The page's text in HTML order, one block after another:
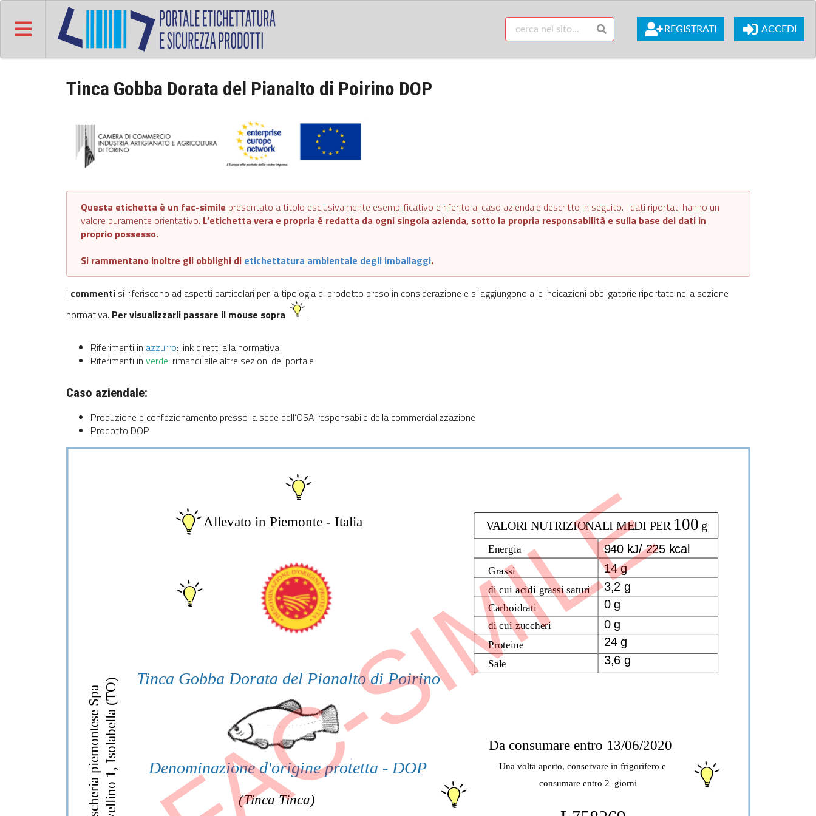
REGISTRATI ACCEDI
Tinca Gobba Dorata del Pianalto di Poirino DOP
Questa etichetta è un fac-simile presentato a titolo esclusivamente esemplificativo e riferito al caso aziendale descritto in seguito. I dati riportati hanno un
valore puramente orientativo. L’etichetta vera e propria é redatta da ogni singola azienda, sotto la propria responsabilità e sulla base dei dati in
proprio possesso.
Si rammentano inoltre gli obblighi di etichettatura ambientale degli imballaggi.
I commentisi riferiscono ad aspetti particolari per la tipologia di prodotto preso in considerazione e si aggiungono alle indicazioni obbligatorie riportate nella sezione
normativa. Per visualizzarli passare il mouse sopra .
Riferimenti in azzurro: link diretti alla normativa
Riferimenti in verde: rimandi alle altre sezioni del portale
Caso aziendale:
Produzione e confezionamento presso la sede dell’OSA responsabile della commercializzazione
Prodotto DOP
FILETTO DI TROTA IRIDEA
(ONCORHYNCUS MYKISS)
VALORI NUTRIZIONALI MEDI PER 100 g
Energia
Carboidrati
di cui acidi grassi saturi
Grassi
Proteine
di cui zuccheri
Sale
940 kJ/ 225 kcal
14 g
0 g
24 g
3,2 g
0 g
3,6 g
Allevato in Piemonte - Italia
Una volta aperto, conservare in frigorifero e
consumare entro 2  giorni
La pescheria piemontese SpaVia Avellino 1, Isolabella (TO) Da consumare entro 13/06/2020
Tinca Gobba Dorata del Pianalto di Poirino
Denominazione d'origine protetta - DOP
(Tinca Tinca)
FAC-SIMILE